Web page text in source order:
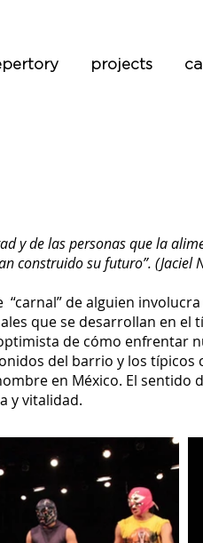
projects
y de las personas que la
construido su futuro”. (Jaciel
“carnal” de alguien
que se desarrollan en
de cómo enfrentar
del barrio y los
en México. El
y vitalidad.